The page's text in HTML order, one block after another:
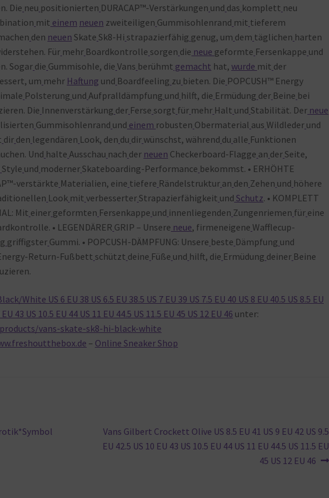
Die neu positionierten DURACAP™-Verstärkungen und das komplett neu
mit einem neuen zweiteiligen Gummisohlenrand mit tieferem
den neuen Skate Sk8-Hi strapazierfähig genug, um dem täglichen harten
Für mehr Boardkontrolle sorgen die neue geformte Fersenkappe und
Sogar die Gummisohle, die Vans berühmt gemacht hat,wurde mit der
um mehr Haftung und Boardfeeling zu bieten. Die POPCUSH™ Energy
Polsterung und Aufpralldämpfung und hilft, die Ermüdung der Beine bei
Die Innenverstärkung der Ferse sorgt für mehr Halt und Stabilität. Der neue
Gummisohlenrand und einem robusten Obermaterial aus Wildleder und
dir den legendären Look, den du dir wünschst, während du alle Funktionen
Und halte Ausschau nach der neuen Checkerboard-Flagge an der Seite,
Style und moderner Skateboarding-Performance bekommst. • ERHÖHTE
verstärkte Materialien, eine tiefere Rändelstruktur an den Zehen und höhere
Look mit verbesserter Strapazierfähigkeit und Schutz. • KOMPLETT
Mit einer geformten Fersenkappe und innenliegenden Zungenriemen für eine
• LEGENDÄRER GRIP – Unsere neue, firmeneigene Wafflecup-
griffigster Gummi. • POPCUSH-DÄMPFUNG: Unsere beste Dämpfung und
Return-Fußbett schützt deine Füße und hilft, die Ermüdung deiner Beine
White US 6 EU 38 US 6.5 EU 38.5 US 7 EU 39 US 7.5 EU 40 US 8 EU 40.5 US 8.5 EU
43 US 10.5 EU 44 US 11 EU 44.5 US 11.5 EU 45 US 12 EU 46 unter:
vans-skate-sk8-hi-black-white
– Online Sneaker Shop
Nächster
Beitrag:
Vans Gilbert Crockett Olive US 8.5 EU 41 US 9 EU 42 US 9.5
EU 42.5 US 10 EU 43 US 10.5 EU 44 US 11 EU 44.5 US 11.5 EU
45 US 12 EU 46